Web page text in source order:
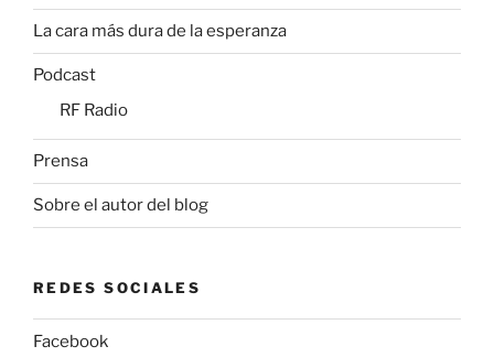
La cara más dura de la esperanza
Podcast
RF Radio
Prensa
Sobre el autor del blog
REDES SOCIALES
Facebook